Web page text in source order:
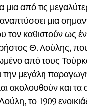
μια από τις
μια
τον καθιστούν ως
Θ. Λούλης, που
από τους
την μεγάλη
ακολουθούν και τα
το 1909